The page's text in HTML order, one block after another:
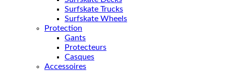
Surfskate Trucks
Surfskate Wheels
Protection
Gants
Protecteurs
Casques
Accessoires